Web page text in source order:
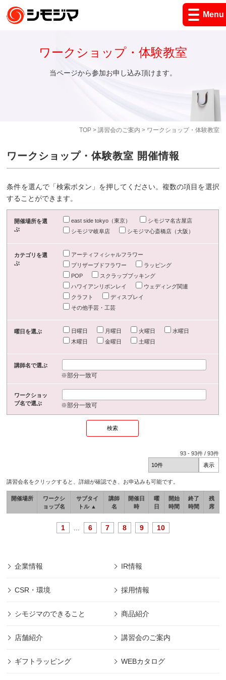
Menu
TOP> 講習会のご案内 > ワークショップ・体験教室
ワークショップ・体験教室
当ページから参加お申し込み頂けます。
ワークショップ・体験教室 開催情報
条件を選んで「検索ボタン」を押してください。複数の項目を選択
することができます。
開催場所を選
ぶ
east side tokyo（東京）
シモジマ名古屋店
シモジマ岐阜店
シモジマ心斎橋店（大阪）
カテゴリを選
ぶ
アーティフィシャルフラワー
プリザーブドフラワー
ラッピング
POP
スクラップブッキング
ハワイアンリボンレイ
ウェディング関連
クラフト
ディスプレイ
その他手芸・工芸
曜日を選ぶ 日曜日 月曜日 火曜日
水曜日
木曜日
金曜日 土曜日
講師名で選ぶ
※部分一致可
ワークショッ
プ名で選ぶ
※部分一致可
93 -93件 /93件
講習会名をクリックすると、詳細が確認でき、お申込みも可能です。
開催場所
ワークシ
ョップ名
サブタイ
トル ▲
講師
名
開催日
時
曜
日
開始
時間
終了
時間
残
席
1 6 7 8 9 10
企業情報 IR情報
CSR・環境 採用情報
シモジマのできること 商品紹介
店舗紹介 講習会のご案内
ギフトラッピング WEBカタログ